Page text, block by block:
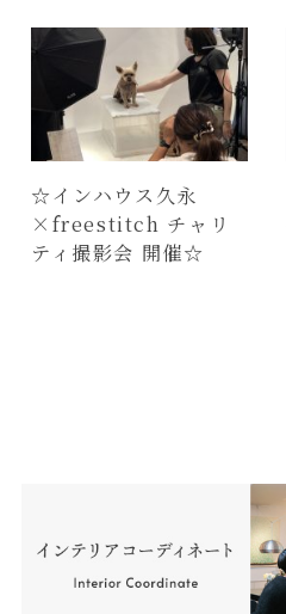
☆インハウス久永
×freestitch チャリ
ティ撮影会 開催☆